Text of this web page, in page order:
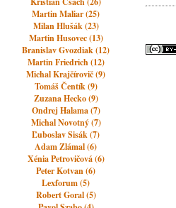
Martin Maliar (25)
Milan Hlušák (23)
Martin Husovec (13)
Branislav Gvozdiak (12)
Martin Friedrich (12)
Michal Krajčírovič (9)
Tomáš Čentík (9)
Zuzana Hecko (9)
Ondrej Halama (7)
Michal Novotný (7)
Ľuboslav Sisák (7)
Adam Zlámal (6)
Xénia Petrovičová (6)
Peter Kotvan (6)
Lexforum (5)
Robert Goral (5)